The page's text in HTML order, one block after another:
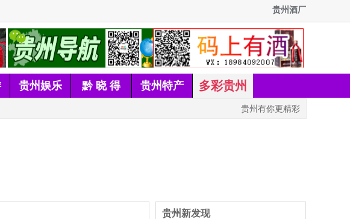
贵州酒厂
贵州娱乐 黔 晓 得 贵州特产 多彩贵州
贵州有你更精彩
贵州新发现